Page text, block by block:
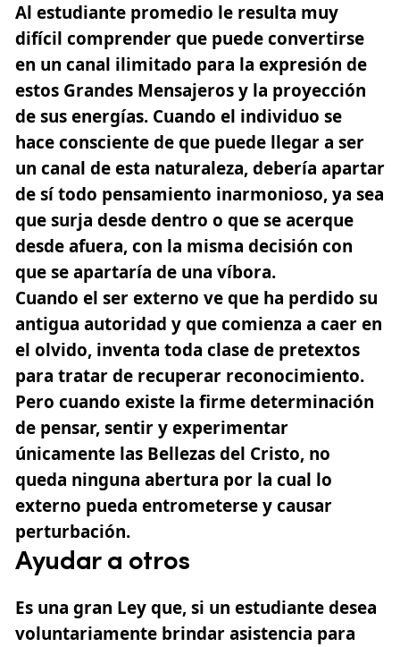
Al estudiante promedio le resulta muy
difícil comprender que puede convertirse
en un canal ilimitado para la expresión de
estos Grandes Mensajeros y la proyección
de sus energías. Cuando el individuo se
hace consciente de que puede llegar a ser
un canal de esta naturaleza, debería apartar
de sí todo pensamiento inarmonioso, ya sea
que surja desde dentro o que se acerque
desde afuera, con la misma decisión con
que se apartaría de una víbora.
Cuando el ser externo ve que ha perdido su
antigua autoridad y que comienza a caer en
el olvido, inventa toda clase de pretextos
para tratar de recuperar reconocimiento.
Pero cuando existe la firme determinación
de pensar, sentir y experimentar
únicamente las Bellezas del Cristo, no
queda ninguna abertura por la cual lo
externo pueda entrometerse y causar
perturbación.
Ayudar a otros
Es una gran Ley que, si un estudiante desea
voluntariamente brindar asistencia para